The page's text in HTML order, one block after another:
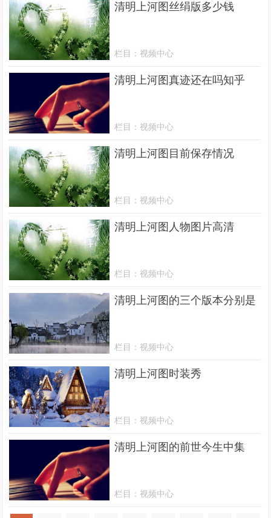
清明上河图丝绢版多少钱
栏目：视频中心
清明上河图真迹还在吗知乎
栏目：视频中心
清明上河图目前保存情况
栏目：视频中心
清明上河图人物图片高清
栏目：视频中心
清明上河图的三个版本分别是
栏目：视频中心
清明上河图时装秀
栏目：视频中心
清明上河图的前世今生中集
栏目：视频中心